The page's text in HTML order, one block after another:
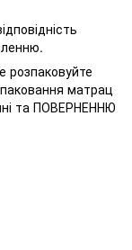
розпаковуйте
матрац
та ПОВЕРНЕННЮ